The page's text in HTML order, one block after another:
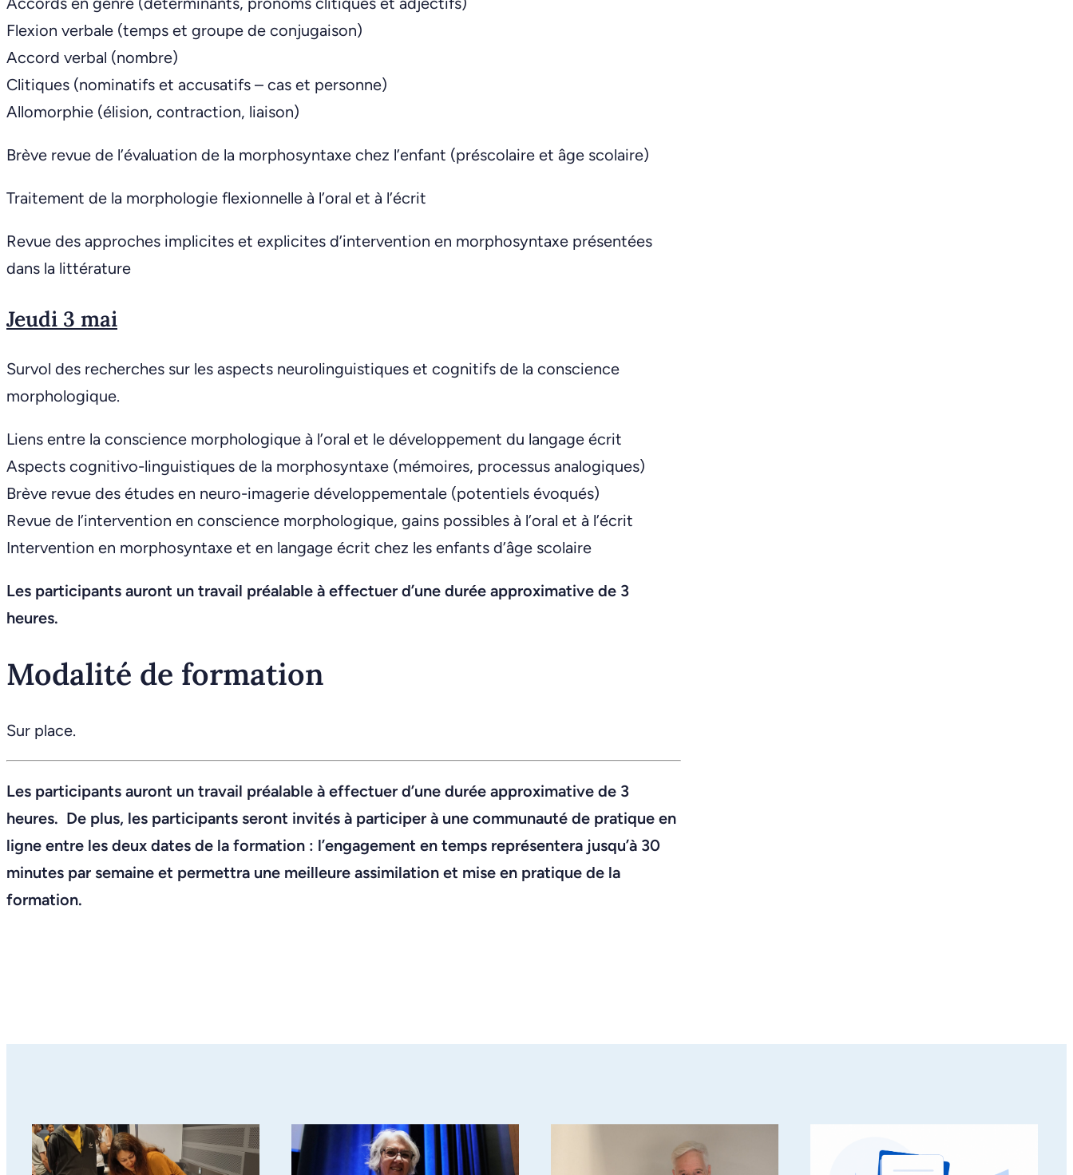
Flexion verbale (temps et groupe de conjugaison)
Accord verbal (nombre)
Clitiques (nominatifs et accusatifs – cas et personne)
Allomorphie (élision, contraction, liaison)
Brève revue de l’évaluation de la morphosyntaxe chez l’enfant (préscolaire et âge scolaire)
Traitement de la morphologie flexionnelle à l’oral et à l’écrit
Revue des approches implicites et explicites d’intervention en morphosyntaxe présentées
dans la littérature
Jeudi 3 mai
Survol des recherches sur les aspects neurolinguistiques et cognitifs de la conscience
morphologique.
Liens entre la conscience morphologique à l’oral et le développement du langage écrit
Aspects cognitivo-linguistiques de la morphosyntaxe (mémoires, processus analogiques)
Brève revue des études en neuro-imagerie développementale (potentiels évoqués)
Revue de l’intervention en conscience morphologique, gains possibles à l’oral et à l’écrit
Intervention en morphosyntaxe et en langage écrit chez les enfants d’âge scolaire
Les participants auront un travail préalable à effectuer d’une durée approximative de 3
heures.
Modalité de formation
Sur place.
Les participants auront un travail préalable à effectuer d’une durée approximative de 3
heures. De plus, les participants seront invités à participer à une communauté de pratique en
ligne entre les deux dates de la formation : l’engagement en temps représentera jusqu’à 30
minutes par semaine et permettra une meilleure assimilation et mise en pratique de la
formation.